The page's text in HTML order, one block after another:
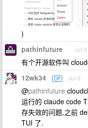
)
pathinfuture Jul 9
有个开源软件叫
12wk34 OP Jul 9
@pathinfuture
运行的 claude code
存失效的问题,之前
TUI 了.